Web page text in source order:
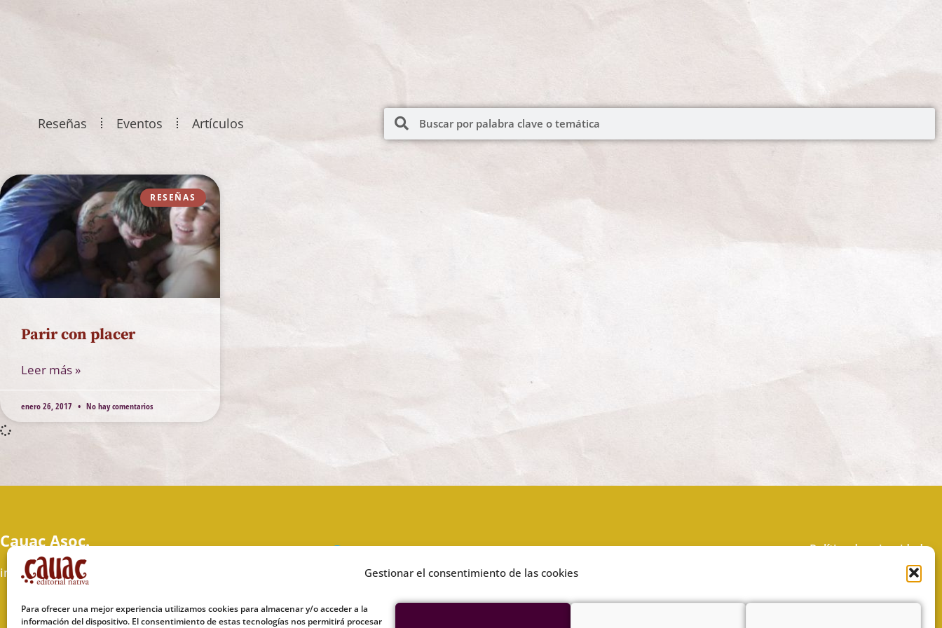
Gestionar el consentimiento de las cookies
Para ofrecer una mejor experiencia utilizamos cookies para almacenar y/o acceder a la
información del dispositivo. El consentimiento de estas tecnologías nos permitirá procesar
Reseñas Eventos Artículos
RESEÑAS
Parir con placer
Leer más »
enero 26, 2017 No hay comentarios
Cauac Asoc.
info@cauac.org
Síguenos en Telegram Política de privacidad
Política de cookies (UE)